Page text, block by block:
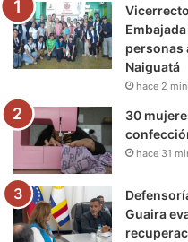
o
k
r
personas
Naiguatá
hace 2
30
hace 31
Guaira